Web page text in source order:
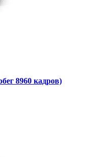
8960 кадров)